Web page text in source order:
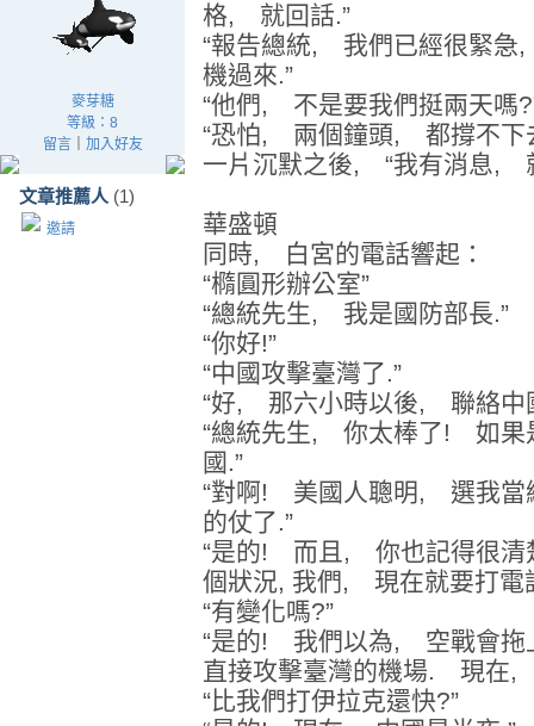
麥芽糖
等級：8
留言｜ 加入好友
文章推薦人 (1)
邀請
格, 就回話.”
“報告總統, 我們已經很緊
機過來.”
“他們, 不是要我們挺兩天嗎
“恐怕, 兩個鐘頭, 都撐不下
一片沉默之後, “我有消息,
華盛頓
同時, 白宮的電話響起：
“橢圓形辦公室”
“總統先生, 我是國防部長.”
“你好!”
“中國攻擊臺灣了.”
“好, 那六小時以後, 聯絡中
“總統先生, 你太棒了! 如果
國.”
“對啊! 美國人聰明, 選我
的仗了.”
“是的! 而且, 你也記得很
個狀況, 我們, 現在就要打電
“有變化嗎?”
“是的! 我們以為, 空戰會
直接攻擊臺灣的機場. 現在
“比我們打伊拉克還快?”